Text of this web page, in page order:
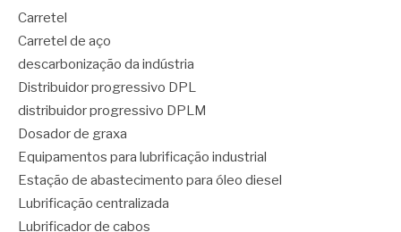
Carretel
Carretel de aço
descarbonização da indústria
Distribuidor progressivo DPL
distribuidor progressivo DPLM
Dosador de graxa
Equipamentos para lubrificação industrial
Estação de abastecimento para óleo diesel
Lubrificação centralizada
Lubrificador de cabos